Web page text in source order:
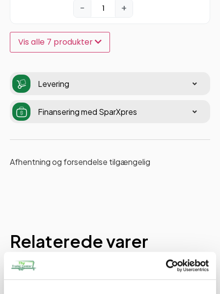
− +
Vis alle 7 produkter
Levering
Finansering med SparXpres
Afhentning og forsendelse tilgængelig
Relaterede varer
PÅ LAGER